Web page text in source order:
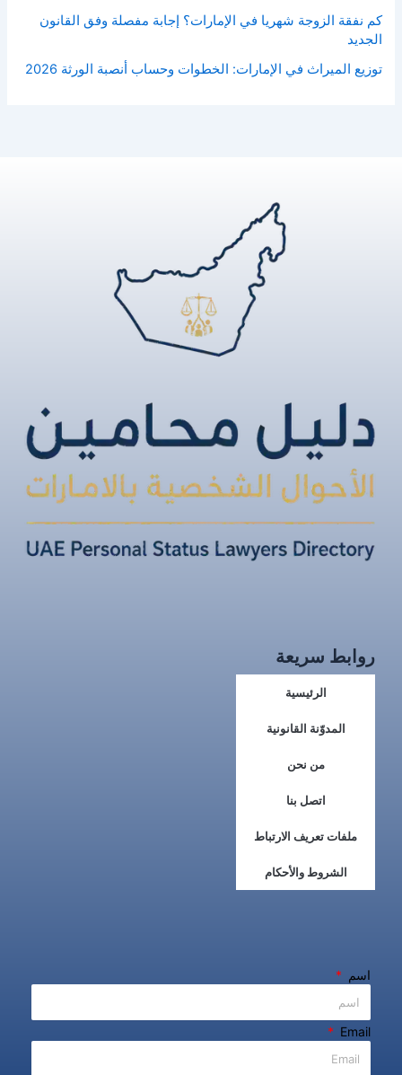
كم نفقة الزوجة شهريا في الإمارات؟ إجابة مفصلة وفق القانون
الجديد
توزيع الميراث في الإمارات: الخطوات وحساب أنصبة الورثة 2026
روابط سريعة
الرئيسية
المدوّنة القانونية
من نحن
اتصل بنا
ملفات تعريف الارتباط
الشروط والأحكام
اسم
Email